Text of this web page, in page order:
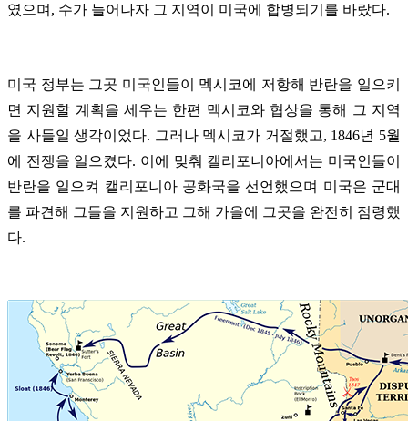
였으며, 수가 늘어나자 그 지역이 미국에 합병되기를 바랐다.
미국 정부는 그곳 미국인들이 멕시코에 저항해 반란을 일으키
면 지원할 계획을 세우는 한편 멕시코와 협상을 통해 그 지역
을 사들일 생각이었다. 그러나 멕시코가 거절했고, 1846년 5월
에 전쟁을 일으켰다. 이에 맞춰 캘리포니아에서는 미국인들이
반란을 일으켜 캘리포니아 공화국을 선언했으며 미국은 군대
를 파견해 그들을 지원하고 그해 가을에 그곳을 완전히 점령했
다.